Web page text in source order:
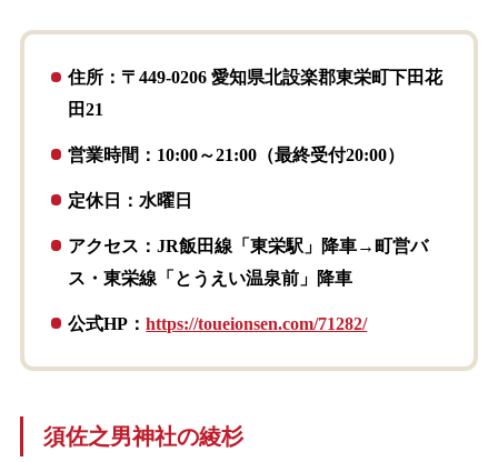
住所：〒449-0206 愛知県北設楽郡東栄町下田花
田21
営業時間：10:00～21:00（最終受付20:00）
定休日：水曜日
アクセス：JR飯田線「東栄駅」降車→町営バ
ス・東栄線「とうえい温泉前」降車
公式HP：https://toueionsen.com/71282/
須佐之男神社の綾杉